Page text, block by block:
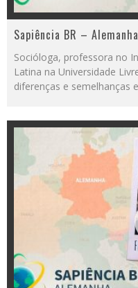
Sapiência BR –
Socióloga, professora no
Latina na Universidade
diferenças e semelhanças